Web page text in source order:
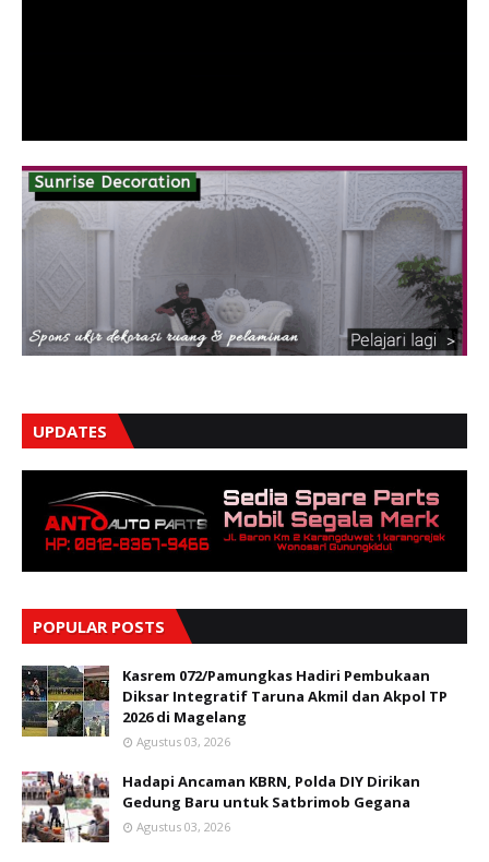
UPDATES
POPULAR POSTS
Kasrem 072/Pamungkas Hadiri Pembukaan
Diksar Integratif Taruna Akmil dan Akpol TP
2026 di Magelang
Agustus 03, 2026
Hadapi Ancaman KBRN, Polda DIY Dirikan
Gedung Baru untuk Satbrimob Gegana
Agustus 03, 2026